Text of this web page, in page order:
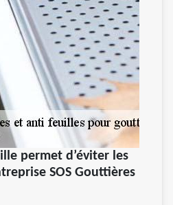
permet d’éviter les
SOS Gouttières